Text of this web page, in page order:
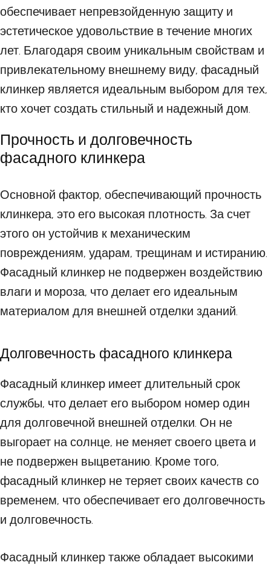
обеспечивает непревзойденную защиту и
эстетическое удовольствие в течение многих
лет. Благодаря своим уникальным свойствам и
привлекательному внешнему виду, фасадный
клинкер является идеальным выбором для тех,
кто хочет создать стильный и надежный дом.
Прочность и долговечность
фасадного клинкера
Основной фактор, обеспечивающий прочность
клинкера, это его высокая плотность. За счет
этого он устойчив к механическим
повреждениям, ударам, трещинам и истиранию.
Фасадный клинкер не подвержен воздействию
влаги и мороза, что делает его идеальным
материалом для внешней отделки зданий.
Долговечность фасадного клинкера
Фасадный клинкер имеет длительный срок
службы, что делает его выбором номер один
для долговечной внешней отделки. Он не
выгорает на солнце, не меняет своего цвета и
не подвержен выцветанию. Кроме того,
фасадный клинкер не теряет своих качеств со
временем, что обеспечивает его долговечность
и долговечность.
Фасадный клинкер также обладает высокими